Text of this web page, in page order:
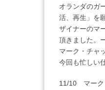
オランダのガ
活、再生」を
ザイナーのマ
頂きました。
マーク・チャ
今回も忙しい
11/10 マーク